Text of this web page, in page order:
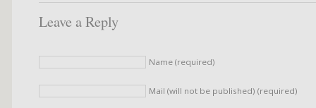
Leave a Reply
Name (required)
Mail (will not be published) (required)